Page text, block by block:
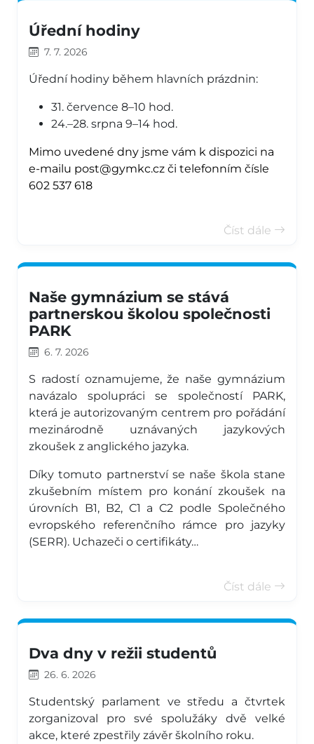
Úřední hodiny
7. 7. 2026
Úřední hodiny během hlavních prázdnin:
31. července 8–10 hod.
24.–28. srpna 9–14 hod.
Mimo uvedené dny jsme vám k dispozici na
e-mailu post@gymkc.cz či telefonním čísle
602 537 618
Číst dále
Naše gymnázium se stává
partnerskou školou společnosti
PARK
6. 7. 2026
S radostí oznamujeme, že naše gymnázium
navázalo spolupráci se společností PARK,
která je autorizovaným centrem pro pořádání
mezinárodně uznávaných jazykových
zkoušek z anglického jazyka.
Díky tomuto partnerství se naše škola stane
zkušebním místem pro konání zkoušek na
úrovních B1, B2, C1 a C2 podle Společného
evropského referenčního rámce pro jazyky
(SERR). Uchazeči o certifikáty…
Číst dále
Dva dny v režii studentů
26. 6. 2026
Studentský parlament ve středu a čtvrtek
zorganizoval pro své spolužáky dvě velké
akce, které zpestřily závěr školního roku.